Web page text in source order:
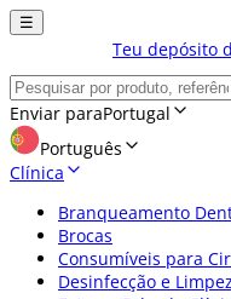
☰
Teu depósito
Enviar paraPortugal
Português
Clínica
Branqueamento
Brocas
Consumíveis para
Desinfecção e